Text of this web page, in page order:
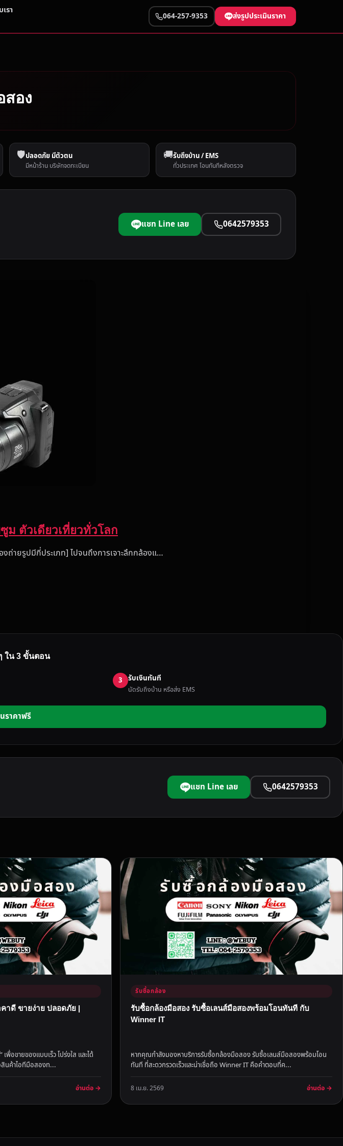
รา
064-257-9353 ส่งรูปประเมินราคา
สอง
🛡️ปลอดภัย มีตัวตน
มีหน้าร้าน บริษัทจดทะเบียน
🚚รับถึงบ้าน / EMS
ทั่วประเทศ โอนทันทีหลังตรวจ
แชท Line เลย 0642579353
ม ตัวเดียวเที่ยวทั่วโลก
ถ่ายรูปมีกี่ประเภท] ไปจนถึงการเจาะลึกกล้องแ…
ใน 3 ขั้นตอน
3 รับเงินทันที
นัดรับถึงบ้าน หรือส่ง EMS
ราคาฟรี
แชท Line เลย 0642579353
าดี ขายง่าย ปลอดภัย |
อขายของแบบเร็ว โปร่งใส และได้
สินค้าไอทีมือสองท...
อ่านต่อ →
รับซื้อกล้อง
รับซื้อกล้องมือสอง รับซื้อเลนส์มือสองพร้อมโอนทันที กับ
Winner IT
หากคุณกำลังมองหาบริการรับซื้อกล้องมือสอง รับซื้อเลนส์มือสองพร้อมโอน
ทันที ที่สะดวกรวดเร็วและน่าเชื่อถือ Winner IT คือคำตอบที่ค...
8 เม.ย. 2569 อ่านต่อ →